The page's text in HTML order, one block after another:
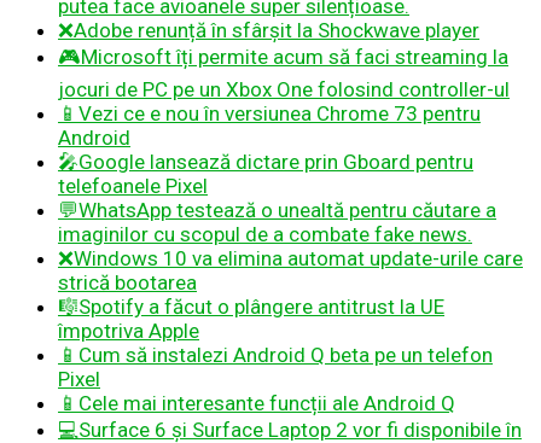
putea face avioanele super silențioase.
❌Adobe renunță în sfârșit la Shockwave player
🎮Microsoft îți permite acum să faci streaming la
jocuri de PC pe un Xbox One folosind controller-ul
📱 Vezi ce e nou în versiunea Chrome 73 pentru
Android
🎤Google lansează dictare prin Gboard pentru
telefoanele Pixel
💬WhatsApp testează o unealtă pentru căutare a
imaginilor cu scopul de a combate fake news.
❌Windows 10 va elimina automat update-urile care
strică bootarea
🎼Spotify a făcut o plângere antitrust la UE
împotriva Apple
📱 Cum să instalezi Android Q beta pe un telefon
Pixel
📱 Cele mai interesante funcții ale Android Q
💻Surface 6 și Surface Laptop 2 vor fi disponibile în